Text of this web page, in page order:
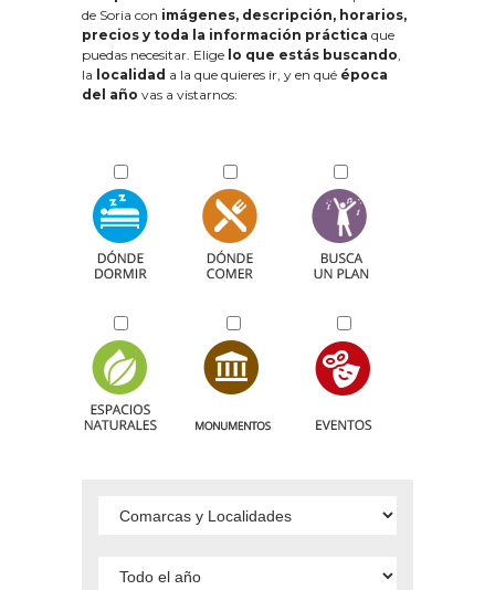
de Soria con imágenes, descripción, horarios,
precios y toda la información práctica que
puedas necesitar. Elige lo que estás buscando,
la localidad a la que quieres ir, y en qué época
del año vas a vistarnos: